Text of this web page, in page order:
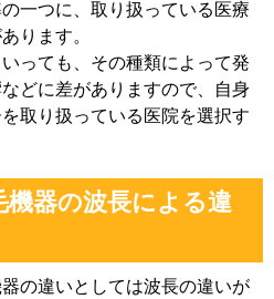
一つに、取り扱っている医療
ります。
っても、その種類によって発
どに差がありますので、自身
取り扱っている医院を選択す
機器の波長による違
の違いとしては波長の違いが